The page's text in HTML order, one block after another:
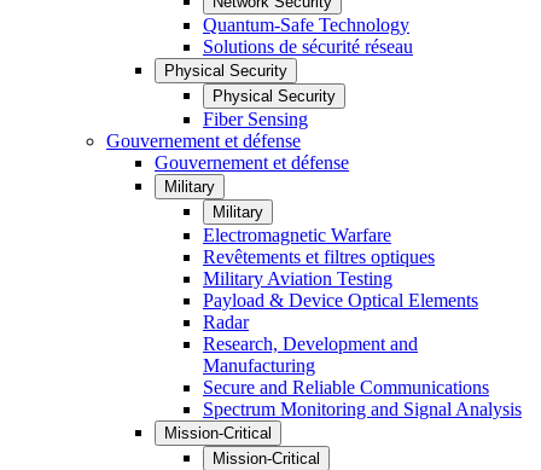
Quantum-Safe Technology
Solutions de sécurité réseau
Physical Security
Physical Security
Fiber Sensing
Gouvernement et défense
Gouvernement et défense
Military
Military
Electromagnetic Warfare
Revêtements et filtres optiques
Military Aviation Testing
Payload & Device Optical Elements
Radar
Research, Development and
Manufacturing
Secure and Reliable Communications
Spectrum Monitoring and Signal Analysis
Mission-Critical
Mission-Critical